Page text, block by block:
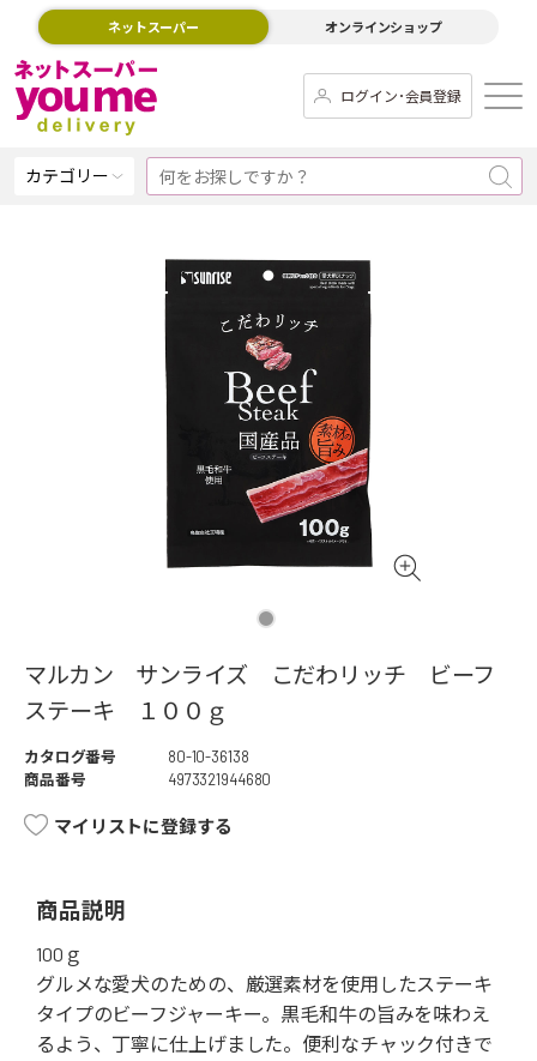
ネットスーパー オンラインショップ
ログイン･会員登録
カテゴリー
マルカン サンライズ こだわリッチ ビーフ
ステーキ １００ｇ
カタログ番号
80-10-36138
商品番号
4973321944680
マイリストに登録する
商品説明
100ｇ
グルメな愛犬のための、厳選素材を使用したステーキ
タイプのビーフジャーキー。黒毛和牛の旨みを味わえ
るよう、丁寧に仕上げました。便利なチャック付きで